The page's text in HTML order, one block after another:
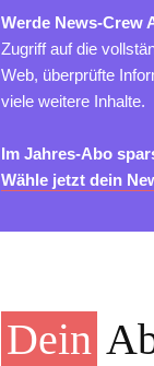
Werde News-Crew
Zugriff auf die
Web, überprüfte
viele weitere Inhalte.
Im Jahres-Abo
Wähle jetzt dein
Dein